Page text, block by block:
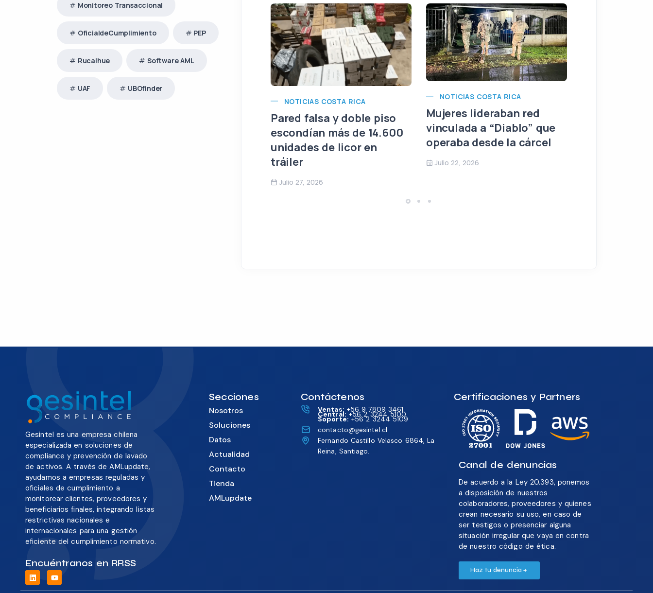
NOTICIAS COSTA RICA
Pared falsa y doble piso
escondían más de 14.600
unidades de licor en
tráiler
Julio 27, 2026
NOTICIAS COSTA RICA
Mujeres lideraban red
vinculada a “Diablo” que
operaba desde la cárcel
Julio 22, 2026
Monitoreo Transaccional
OficialdeCumplimiento PEP
Rucalhue Software AML
UAF UBOfinder
Gesintel es una empresa chilena
especializada en soluciones de
compliance y prevención de lavado
de activos. A través de AMLupdate,
ayudamos a empresas reguladas y
oficiales de cumplimiento a
monitorear clientes, proveedores y
beneficiarios finales, integrando listas
restrictivas nacionales e
internacionales para una gestión
eficiente del cumplimiento normativo.
Encuéntranos en RRSS
Secciones
Nosotros
Soluciones
Datos
Actualidad
Contacto
Tienda
AMLupdate
Contáctenos
Ventas: +56 9 7809 3461
Central: +56 2 3244 5100
Soporte:+56 2 3244 5109
contacto@gesintel.cl
Fernando Castillo Velasco 6864, La
Reina, Santiago.
Certificaciones y Partners
Canal de denuncias
De acuerdo a la Ley 20.393, ponemos
a disposición de nuestros
colaboradores, proveedores y quienes
crean necesario su uso, en caso de
ser testigos o presenciar alguna
situación irregular que vaya en contra
de nuestro código de ética.
Haz tu denuncia